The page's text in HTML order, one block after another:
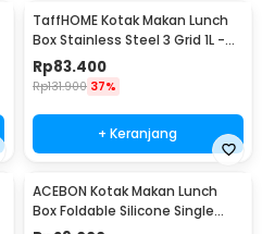
TaffHOME Kotak Makan Lunch
Box Stainless Steel 3 Grid 1L -
OU1000
Rp83.400
Rp131.900 37%
+ Keranjang
ACEBON Kotak Makan Lunch
Box Foldable Silicone Single
Layer 800ml - TN99